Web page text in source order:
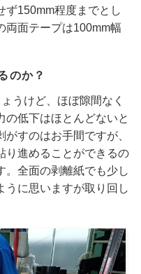
ず150mm程度までとし
両面テープは100mm幅
のか？
うけど、ほぼ隙間なく
の低下はほとんどないと
すのはお手間ですが、
り進めることができるの
。全面の剥離紙でも少し
うに思いますが取り回し